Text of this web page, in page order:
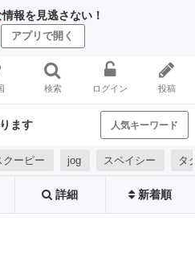
報を見逃さない！
アプリで開く
検索 ログイン 投稿
ます 人気キーワード
クーピー jog スペイシー タ
詳細 新着順